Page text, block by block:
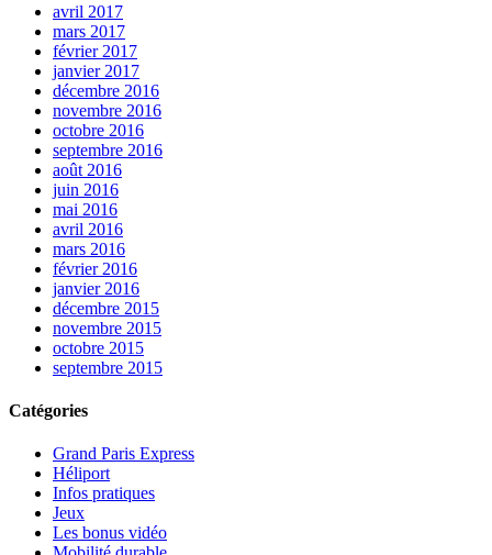
avril 2017
mars 2017
février 2017
janvier 2017
décembre 2016
novembre 2016
octobre 2016
septembre 2016
août 2016
juin 2016
mai 2016
avril 2016
mars 2016
février 2016
janvier 2016
décembre 2015
novembre 2015
octobre 2015
septembre 2015
Catégories
Grand Paris Express
Héliport
Infos pratiques
Jeux
Les bonus vidéo